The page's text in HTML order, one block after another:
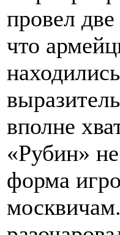
провел
что
вполне
«Рубин»
форма